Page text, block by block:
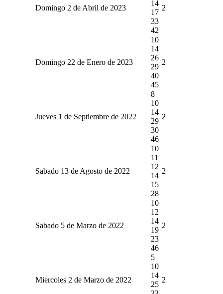
Domingo 2 de Abril de 2023
14
17
33
42
2
Domingo 22 de Enero de 2023
10
14
26
29
40
45
2
Jueves 1 de Septiembre de 2022
8
10
14
29
30
46
2
Sabado 13 de Agosto de 2022
10
11
12
14
15
28
2
Sabado 5 de Marzo de 2022
10
12
14
19
23
46
2
Miercoles 2 de Marzo de 2022
5
10
14
25
2